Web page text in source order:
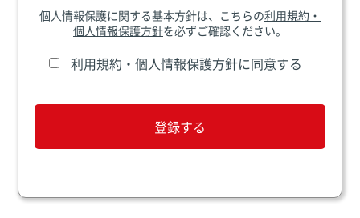
個人情報保護に関する基本方針は、こちらの利用規約・
個人情報保護方針を必ずご確認ください。
利用規約・個人情報保護方針に同意する